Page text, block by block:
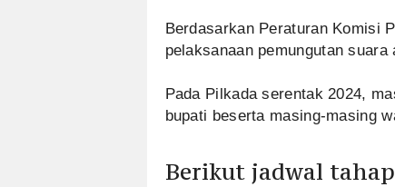
Berdasarkan Peraturan Komisi
pelaksanaan pemungutan
Pada Pilkada serentak 2024,
bupati beserta masing-masing
Berikut jadwal